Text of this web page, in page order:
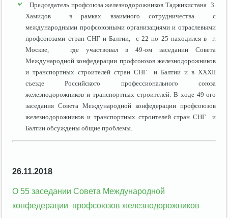
Председатель профсоюза железнодорожников Таджикистана З.
Хамидов в рамках взаимного сотрудничества с
международными профсоюзными организациями и отраслевыми
профсоюзами стран СНГ и Балтии, с 22 по 25 находился в г.
Москве, где участвовал в 49-ом заседании Совета
Международной конфедерации профсоюзов железнодорожников
и транспортных строителей стран СНГ и Балтии и в ХХХII
съезде Российского профессионального союза
железнодорожников и транспортных строителей. В ходе 49-ого
заседания Совета Международной конфедерации профсоюзов
железнодорожников и транспортных строителей стран СНГ и
Балтии обсуждены общие проблемы.
26.11.2018
О 55 заседании Совета Международной
конфедерации профсоюзов железнодорожников